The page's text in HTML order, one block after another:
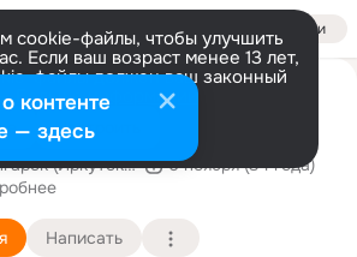
Войти
cookie-файлы, чтобы улучшить
Если ваш возраст менее 13 лет,
файлы должен ваш законный
Больше информации
Настроить
Агентство
(Иркутская область)6 ноября (34 года)
Написать
контенте
— здесь